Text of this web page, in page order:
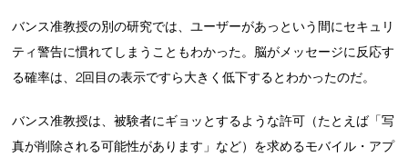
バンス准教授の別の研究では、ユーザーがあっという間にセキュリ
ティ警告に慣れてしまうこともわかった。脳がメッセージに反応す
る確率は、2回目の表示ですら大きく低下するとわかったのだ。
バンス准教授は、被験者にギョッとするような許可（たとえば「写
真が削除される可能性があります」など）を求めるモバイル・アプ